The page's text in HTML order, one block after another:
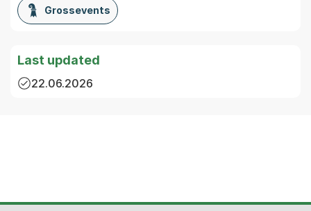
Grossevents
Last updated
22.06.2026